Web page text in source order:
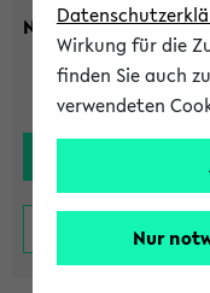
Nachname:
Wirkung für die
finden Sie auch
verwendeten
Nur